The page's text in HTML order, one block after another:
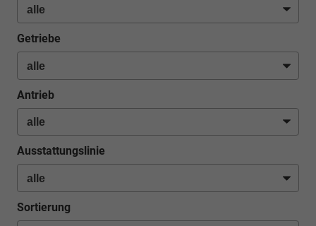
Getriebe
Antrieb
Ausstattungslinie
Sortierung